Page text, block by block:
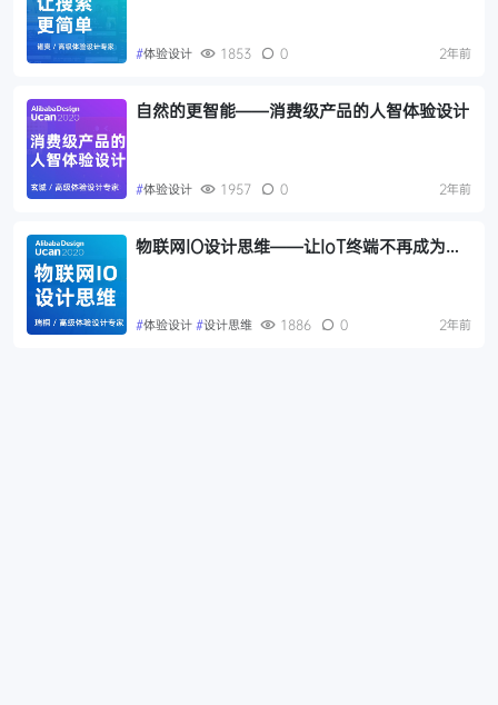
#体验设计 1853 0 2年前
自然的更智能——消费级产品的人智体验设计
#体验设计 1957 0 2年前
物联网IO设计思维——让IoT终端不再成为感
#体验设计 #设计思维 1886 0 2年前